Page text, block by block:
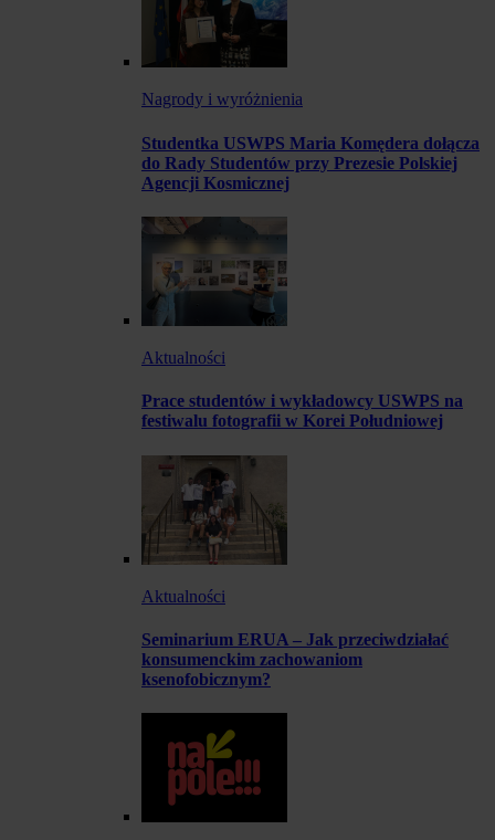
Nagrody i wyróżnienia
Studentka USWPS Maria Komędera dołącza
do Rady Studentów przy Prezesie Polskiej
Agencji Kosmicznej
Aktualności
Prace studentów i wykładowcy USWPS na
festiwalu fotografii w Korei Południowej
Aktualności
Seminarium ERUA – Jak przeciwdziałać
konsumenckim zachowaniom
ksenofobicznym?